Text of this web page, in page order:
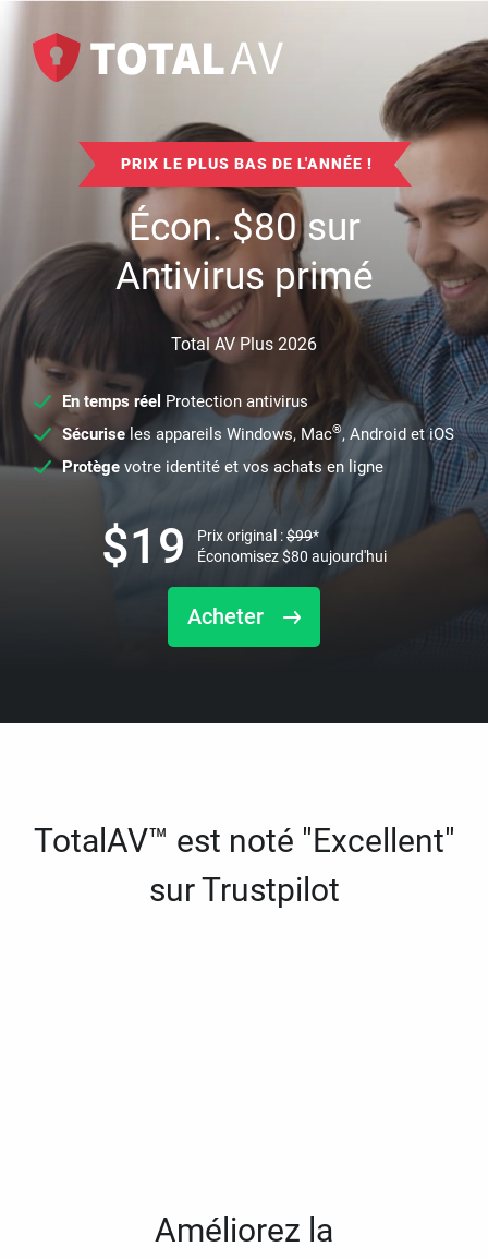
PRIX LE PLUS BAS DE L'ANNÉE !
Écon.$80sur
Antivirus primé
Total AV Plus 2026
En temps réel Protection antivirus
Sécuriseles appareils Windows, Mac®, Android et iOS
Protège votre identité et vos achats en ligne
Acheter
$19 Prix original :$99*
Économisez$80 aujourd'hui
TotalAV™ est noté "Excellent"
sur Trustpilot
Améliorez la